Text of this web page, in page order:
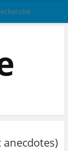
anecdotes)